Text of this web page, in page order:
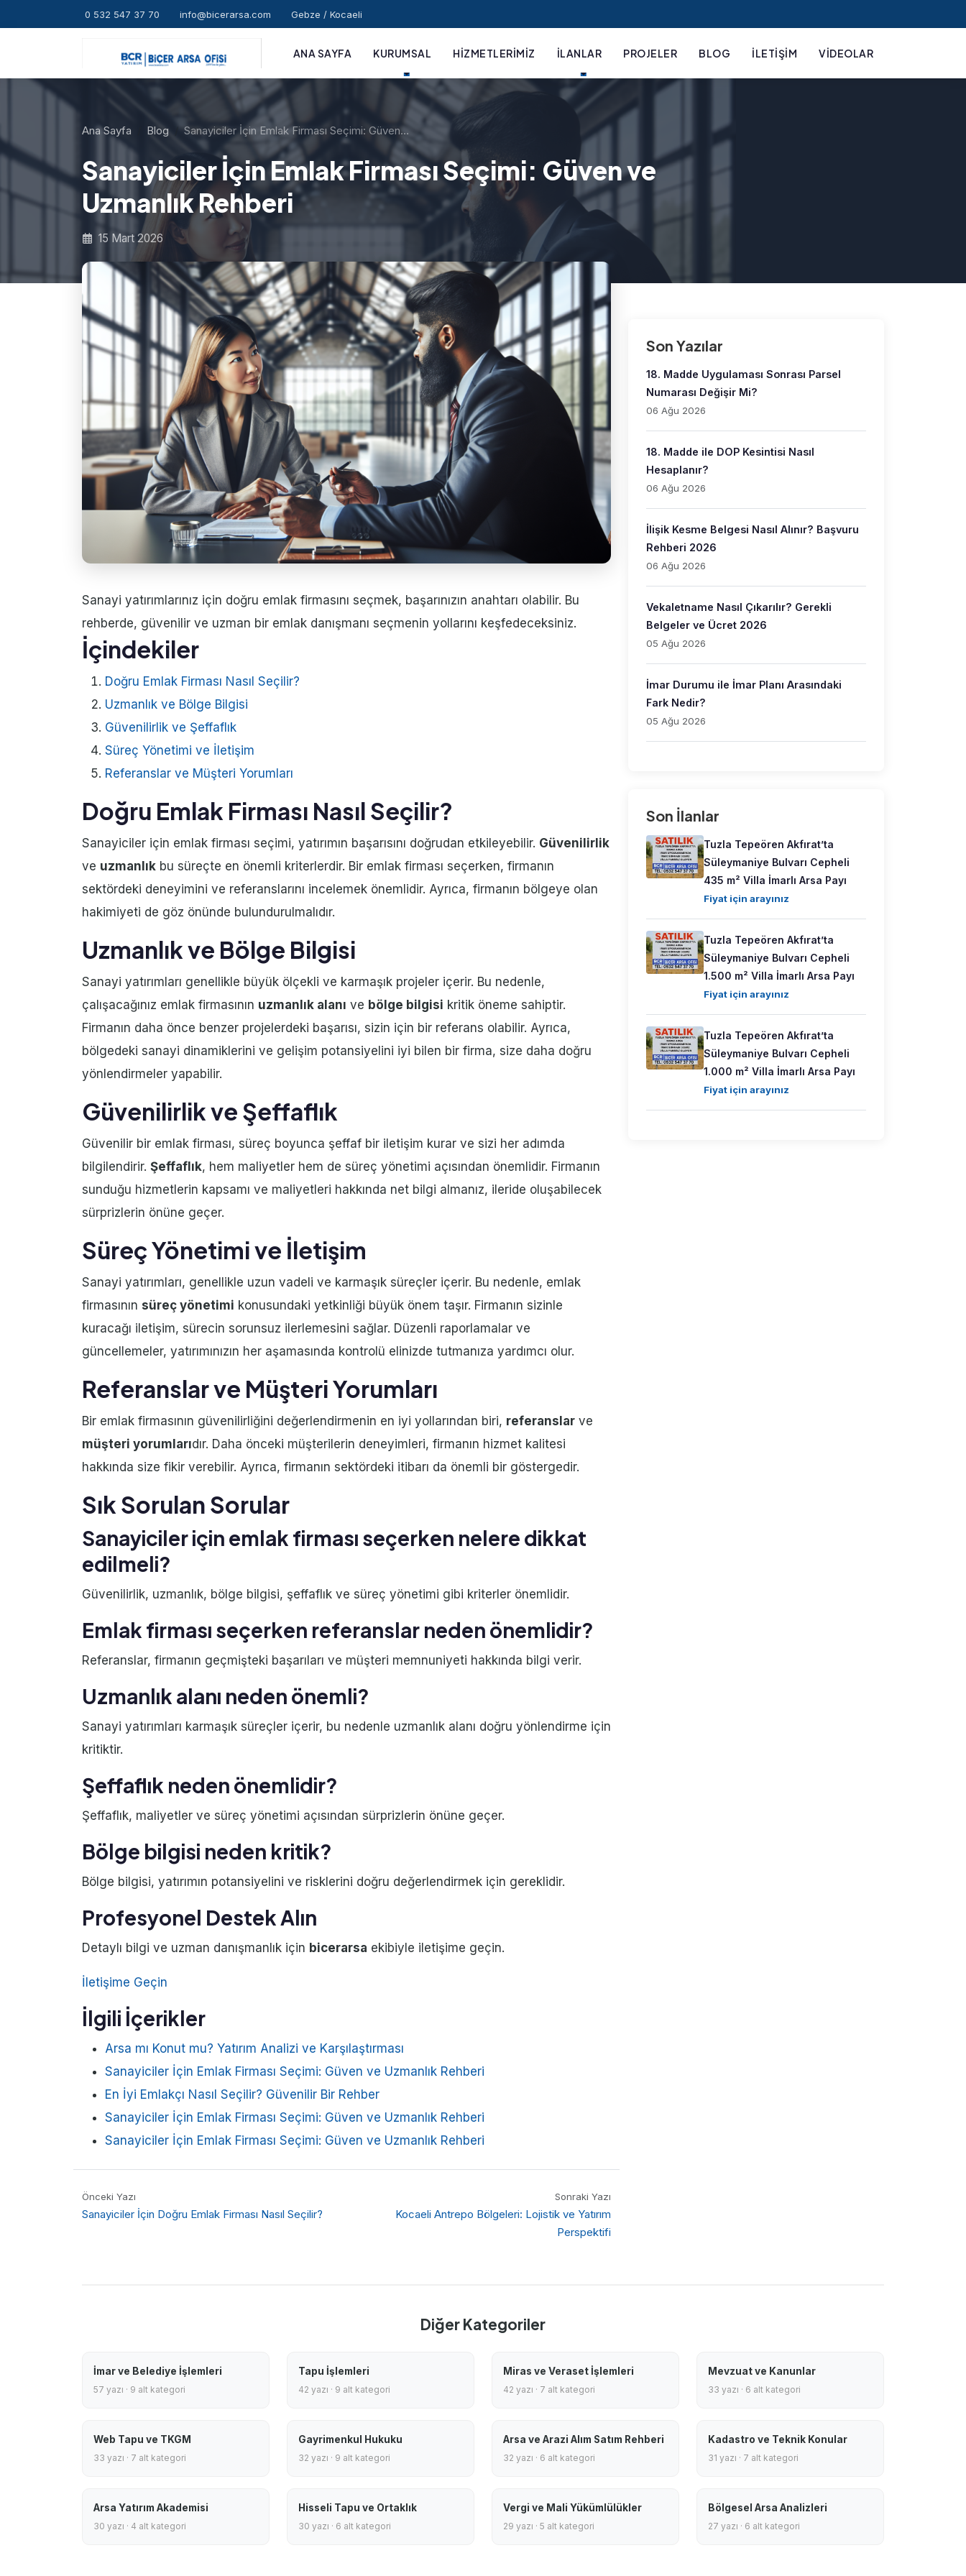
0 532 547 37 70 info@bicerarsa.com Gebze / Kocaeli
ANA SAYFA KURUMSAL HIZMETLERIMIZ İLANLAR PROJELER BLOG İLETIŞIM VIDEOLAR
Ana Sayfa Blog Sanayiciler İçin Emlak Firması Seçimi: Güven…
Sanayiciler İçin Emlak Firması Seçimi: Güven ve
Uzmanlık Rehberi
15 Mart 2026
Sanayi yatırımlarınız için doğru emlak firmasını seçmek, başarınızın anahtarı olabilir. Bu
rehberde, güvenilir ve uzman bir emlak danışmanı seçmenin yollarını keşfedeceksiniz.
İçindekiler
Doğru Emlak Firması Nasıl Seçilir?
Uzmanlık ve Bölge Bilgisi
Güvenilirlik ve Şeffaflık
Süreç Yönetimi ve İletişim
Referanslar ve Müşteri Yorumları
Doğru Emlak Firması Nasıl Seçilir?
Sanayiciler için emlak firması seçimi, yatırımın başarısını doğrudan etkileyebilir. Güvenilirlik
ve uzmanlık bu süreçte en önemli kriterlerdir. Bir emlak firması seçerken, firmanın
sektördeki deneyimini ve referanslarını incelemek önemlidir. Ayrıca, firmanın bölgeye olan
hakimiyeti de göz önünde bulundurulmalıdır.
Uzmanlık ve Bölge Bilgisi
Sanayi yatırımları genellikle büyük ölçekli ve karmaşık projeler içerir. Bu nedenle,
çalışacağınız emlak firmasının uzmanlık alanı ve bölge bilgisi kritik öneme sahiptir.
Firmanın daha önce benzer projelerdeki başarısı, sizin için bir referans olabilir. Ayrıca,
bölgedeki sanayi dinamiklerini ve gelişim potansiyelini iyi bilen bir firma, size daha doğru
yönlendirmeler yapabilir.
Güvenilirlik ve Şeffaflık
Güvenilir bir emlak firması, süreç boyunca şeffaf bir iletişim kurar ve sizi her adımda
bilgilendirir. Şeffaflık, hem maliyetler hem de süreç yönetimi açısından önemlidir. Firmanın
sunduğu hizmetlerin kapsamı ve maliyetleri hakkında net bilgi almanız, ileride oluşabilecek
sürprizlerin önüne geçer.
Süreç Yönetimi ve İletişim
Sanayi yatırımları, genellikle uzun vadeli ve karmaşık süreçler içerir. Bu nedenle, emlak
firmasının süreç yönetimi konusundaki yetkinliği büyük önem taşır. Firmanın sizinle
kuracağı iletişim, sürecin sorunsuz ilerlemesini sağlar. Düzenli raporlamalar ve
güncellemeler, yatırımınızın her aşamasında kontrolü elinizde tutmanıza yardımcı olur.
Referanslar ve Müşteri Yorumları
Bir emlak firmasının güvenilirliğini değerlendirmenin en iyi yollarından biri, referanslar ve
müşteri yorumlarıdır. Daha önceki müşterilerin deneyimleri, firmanın hizmet kalitesi
hakkında size fikir verebilir. Ayrıca, firmanın sektördeki itibarı da önemli bir göstergedir.
Sık Sorulan Sorular
Sanayiciler için emlak firması seçerken nelere dikkat
edilmeli?
Güvenilirlik, uzmanlık, bölge bilgisi, şeffaflık ve süreç yönetimi gibi kriterler önemlidir.
Emlak firması seçerken referanslar neden önemlidir?
Referanslar, firmanın geçmişteki başarıları ve müşteri memnuniyeti hakkında bilgi verir.
Uzmanlık alanı neden önemli?
Sanayi yatırımları karmaşık süreçler içerir, bu nedenle uzmanlık alanı doğru yönlendirme için
kritiktir.
Şeffaflık neden önemlidir?
Şeffaflık, maliyetler ve süreç yönetimi açısından sürprizlerin önüne geçer.
Bölge bilgisi neden kritik?
Bölge bilgisi, yatırımın potansiyelini ve risklerini doğru değerlendirmek için gereklidir.
Profesyonel Destek Alın
Detaylı bilgi ve uzman danışmanlık için bicerarsa ekibiyle iletişime geçin.
İletişime Geçin
İlgili İçerikler
Arsa mı Konut mu? Yatırım Analizi ve Karşılaştırması
Sanayiciler İçin Emlak Firması Seçimi: Güven ve Uzmanlık Rehberi
En İyi Emlakçı Nasıl Seçilir? Güvenilir Bir Rehber
Sanayiciler İçin Emlak Firması Seçimi: Güven ve Uzmanlık Rehberi
Sanayiciler İçin Emlak Firması Seçimi: Güven ve Uzmanlık Rehberi
Önceki Yazı
Sanayiciler İçin Doğru Emlak Firması Nasıl Seçilir?
Sonraki Yazı
Kocaeli Antrepo Bölgeleri: Lojistik ve Yatırım
Perspektifi
Son Yazılar
18. Madde Uygulaması Sonrası Parsel
Numarası Değişir Mi?
06 Ağu 2026
18. Madde ile DOP Kesintisi Nasıl
Hesaplanır?
06 Ağu 2026
İlişik Kesme Belgesi Nasıl Alınır? Başvuru
Rehberi 2026
06 Ağu 2026
Vekaletname Nasıl Çıkarılır? Gerekli
Belgeler ve Ücret 2026
05 Ağu 2026
İmar Durumu ile İmar Planı Arasındaki
Fark Nedir?
05 Ağu 2026
Son İlanlar
Tuzla Tepeören Akfırat’ta
Süleymaniye Bulvarı Cepheli
435 m² Villa İmarlı Arsa Payı
Fiyat için arayınız
Tuzla Tepeören Akfırat’ta
Süleymaniye Bulvarı Cepheli
1.500 m² Villa İmarlı Arsa Payı
Fiyat için arayınız
Tuzla Tepeören Akfırat’ta
Süleymaniye Bulvarı Cepheli
1.000 m² Villa İmarlı Arsa Payı
Fiyat için arayınız
Diğer Kategoriler
İmar ve Belediye İşlemleri
57 yazı · 9 alt kategori
Tapu İşlemleri
42 yazı · 9 alt kategori
Miras ve Veraset İşlemleri
42 yazı · 7 alt kategori
Mevzuat ve Kanunlar
33 yazı · 6 alt kategori
Web Tapu ve TKGM
33 yazı · 7 alt kategori
Gayrimenkul Hukuku
32 yazı · 9 alt kategori
Arsa ve Arazi Alım Satım Rehberi
32 yazı · 6 alt kategori
Kadastro ve Teknik Konular
31 yazı · 7 alt kategori
Arsa Yatırım Akademisi
30 yazı · 4 alt kategori
Hisseli Tapu ve Ortaklık
30 yazı · 6 alt kategori
Vergi ve Mali Yükümlülükler
29 yazı · 5 alt kategori
Bölgesel Arsa Analizleri
27 yazı · 6 alt kategori